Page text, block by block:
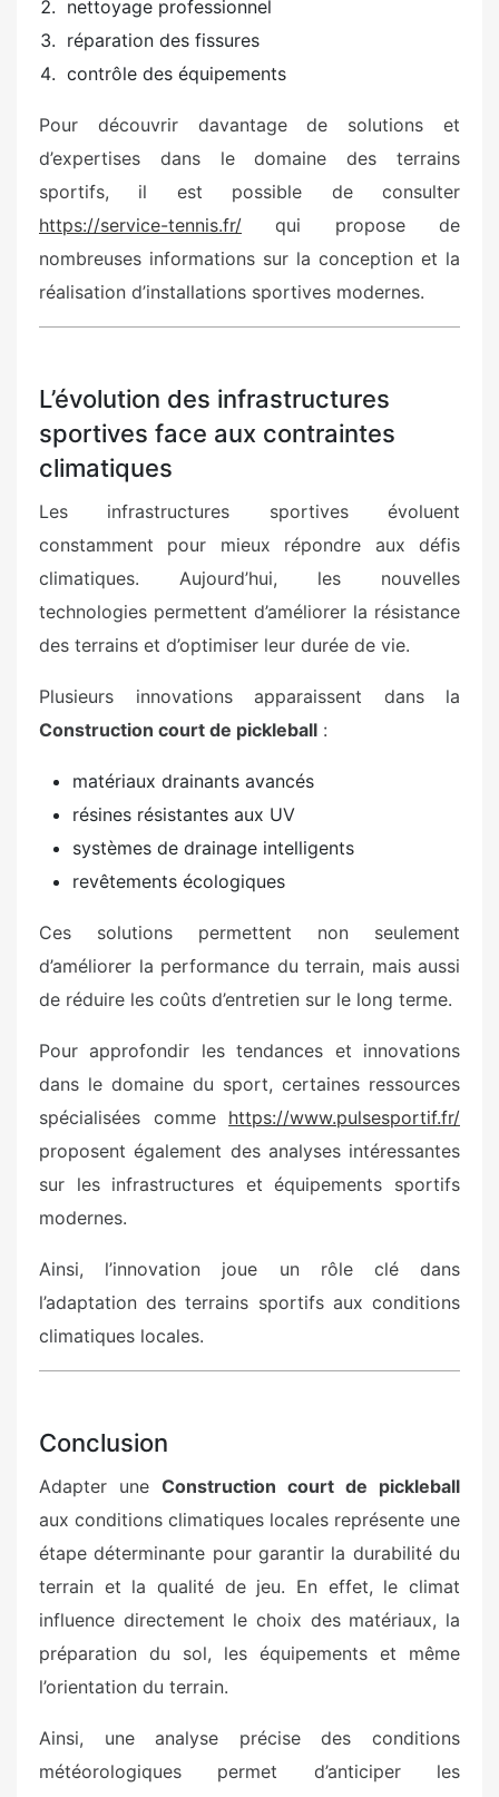
nettoyage professionnel
réparation des fissures
contrôle des équipements
Pour découvrir davantage de solutions et
d’expertises dans le domaine des terrains
sportifs, il est possible de consulter
https://service-tennis.fr/ qui propose de
nombreuses informations sur la conception et la
réalisation d’installations sportives modernes.
L’évolution des infrastructures
sportives face aux contraintes
climatiques
Les infrastructures sportives évoluent
constamment pour mieux répondre aux défis
climatiques. Aujourd’hui, les nouvelles
technologies permettent d’améliorer la résistance
des terrains et d’optimiser leur durée de vie.
Plusieurs innovations apparaissent dans la
Construction court de pickleball :
matériaux drainants avancés
résines résistantes aux UV
systèmes de drainage intelligents
revêtements écologiques
Ces solutions permettent non seulement
d’améliorer la performance du terrain, mais aussi
de réduire les coûts d’entretien sur le long terme.
Pour approfondir les tendances et innovations
dans le domaine du sport, certaines ressources
spécialisées comme https://www.pulsesportif.fr/
proposent également des analyses intéressantes
sur les infrastructures et équipements sportifs
modernes.
Ainsi, l’innovation joue un rôle clé dans
l’adaptation des terrains sportifs aux conditions
climatiques locales.
Conclusion
Adapter une Construction court de pickleball
aux conditions climatiques locales représente une
étape déterminante pour garantir la durabilité du
terrain et la qualité de jeu. En effet, le climat
influence directement le choix des matériaux, la
préparation du sol, les équipements et même
l’orientation du terrain.
Ainsi, une analyse précise des conditions
météorologiques permet d’anticiper les